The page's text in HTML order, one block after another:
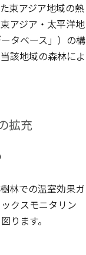
東アジア地域の熱
アジア・太平洋地
タベース」）の構
該地域の森林によ
拡充
林での温室効果ガ
クスモニタリン
ります。